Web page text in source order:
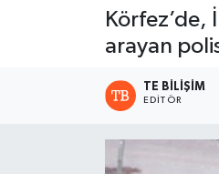
Körfez’de,
arayan
TE BILIŞIM
EDITÖR
Son Dakika Haberleri